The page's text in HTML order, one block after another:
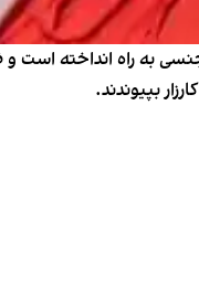
به راه انداخته است
بپیوندند.